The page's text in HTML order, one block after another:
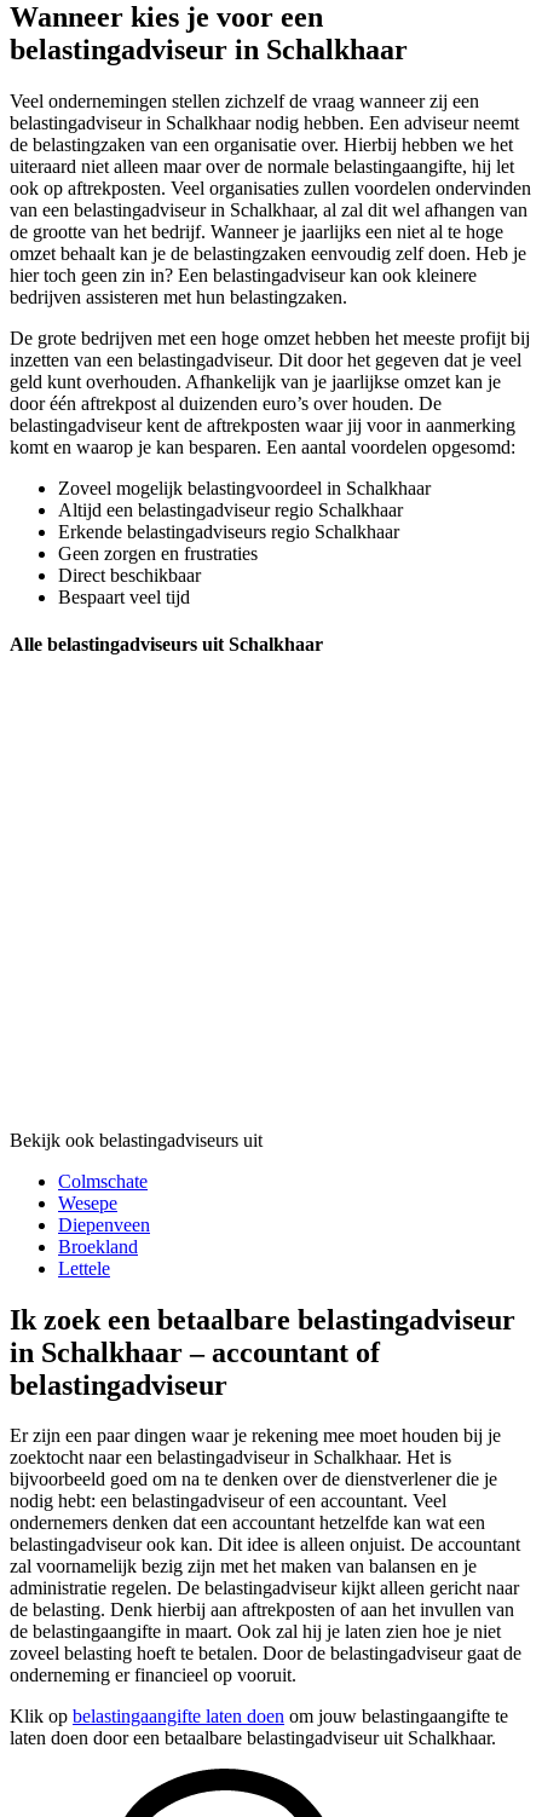
Wanneer kies je voor een
belastingadviseur in Schalkhaar
Veel ondernemingen stellen zichzelf de vraag wanneer zij een
belastingadviseur in Schalkhaar nodig hebben. Een adviseur neemt
de belastingzaken van een organisatie over. Hierbij hebben we het
uiteraard niet alleen maar over de normale belastingaangifte, hij let
ook op aftrekposten. Veel organisaties zullen voordelen ondervinden
van een belastingadviseur in Schalkhaar, al zal dit wel afhangen van
de grootte van het bedrijf. Wanneer je jaarlijks een niet al te hoge
omzet behaalt kan je de belastingzaken eenvoudig zelf doen. Heb je
hier toch geen zin in? Een belastingadviseur kan ook kleinere
bedrijven assisteren met hun belastingzaken.
De grote bedrijven met een hoge omzet hebben het meeste profijt bij
inzetten van een belastingadviseur. Dit door het gegeven dat je veel
geld kunt overhouden. Afhankelijk van je jaarlijkse omzet kan je
door één aftrekpost al duizenden euro’s over houden. De
belastingadviseur kent de aftrekposten waar jij voor in aanmerking
komt en waarop je kan besparen. Een aantal voordelen opgesomd:
Zoveel mogelijk belastingvoordeel in Schalkhaar
Altijd een belastingadviseur regio Schalkhaar
Erkende belastingadviseurs regio Schalkhaar
Geen zorgen en frustraties
Direct beschikbaar
Bespaart veel tijd
Alle belastingadviseurs uit Schalkhaar
Bekijk ook belastingadviseurs uit
Colmschate
Wesepe
Diepenveen
Broekland
Lettele
Ik zoek een betaalbare belastingadviseur
in Schalkhaar – accountant of
belastingadviseur
Er zijn een paar dingen waar je rekening mee moet houden bij je
zoektocht naar een belastingadviseur in Schalkhaar. Het is
bijvoorbeeld goed om na te denken over de dienstverlener die je
nodig hebt: een belastingadviseur of een accountant. Veel
ondernemers denken dat een accountant hetzelfde kan wat een
belastingadviseur ook kan. Dit idee is alleen onjuist. De accountant
zal voornamelijk bezig zijn met het maken van balansen en je
administratie regelen. De belastingadviseur kijkt alleen gericht naar
de belasting. Denk hierbij aan aftrekposten of aan het invullen van
de belastingaangifte in maart. Ook zal hij je laten zien hoe je niet
zoveel belasting hoeft te betalen. Door de belastingadviseur gaat de
onderneming er financieel op vooruit.
Klik op belastingaangifte laten doen om jouw belastingaangifte te
laten doen door een betaalbare belastingadviseur uit Schalkhaar.